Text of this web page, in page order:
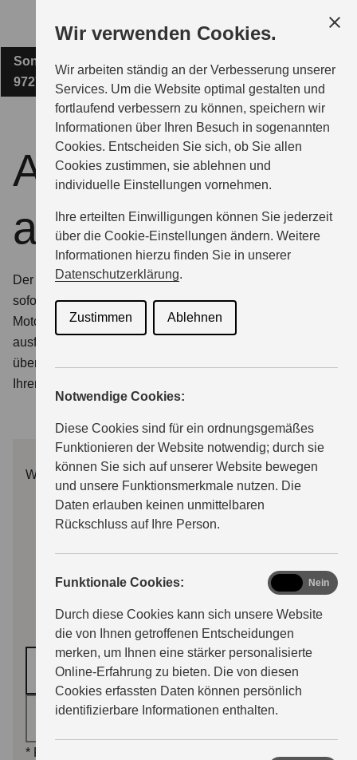
Wir verwenden Cookies.
Wir arbeiten ständig an der Verbesserung unserer
Services. Um die Website optimal gestalten und
fortlaufend verbessern zu können, speichern wir
Informationen über Ihren Besuch in sogenannten
Cookies. Entscheiden Sie sich, ob Sie allen
Cookies zustimmen, sie ablehnen und
individuelle Einstellungen vornehmen.
Ihre erteilten Einwilligungen können Sie jederzeit
über die Cookie-Einstellungen ändern. Weitere
Informationen hierzu finden Sie in unserer
Datenschutzerklärung.
Zustimmen Ablehnen
Notwendige Cookies:
Diese Cookies sind für ein ordnungsgemäßes
Funktionieren der Website notwendig; durch sie
können Sie sich auf unserer Website bewegen
und unsere Funktionsmerkmale nutzen. Die
Daten erlauben keinen unmittelbaren
Rückschluss auf Ihre Person.
Funktionale Cookies:
Durch diese Cookies kann sich unsere Website
die von Ihnen getroffenen Entscheidungen
merken, um Ihnen eine stärker personalisierte
Online-Erfahrung zu bieten. Die von diesen
Cookies erfassten Daten können persönlich
identifizierbare Informationen enthalten.
functional
Nein
Hauptinhalt
ALLRAD SCHMITT GMBH
MODELLE
ZUBEHÖR
BERATUNG & KAUF
GESCHÄFTSKUNDEN
Sonnleite 8
97270 Kist
Angebot
anfordern
Der schnellste Weg zu Ihrem Wunschfahrzeug? Kommt
sofort. Einfach das gewünschte Suzuki Modell,
Motorisierung und Ausstattung wählen, Kontaktformular
ausfüllen und ganz entspannt zurücklehnen. Den Rest
übernehmen wir: Sie erhalten Ihr persönliches Angebot für
Ihren Wunsch Suzuki.
Wunschmodell
Modell auswählen *
Motorisierung auswählen *
*